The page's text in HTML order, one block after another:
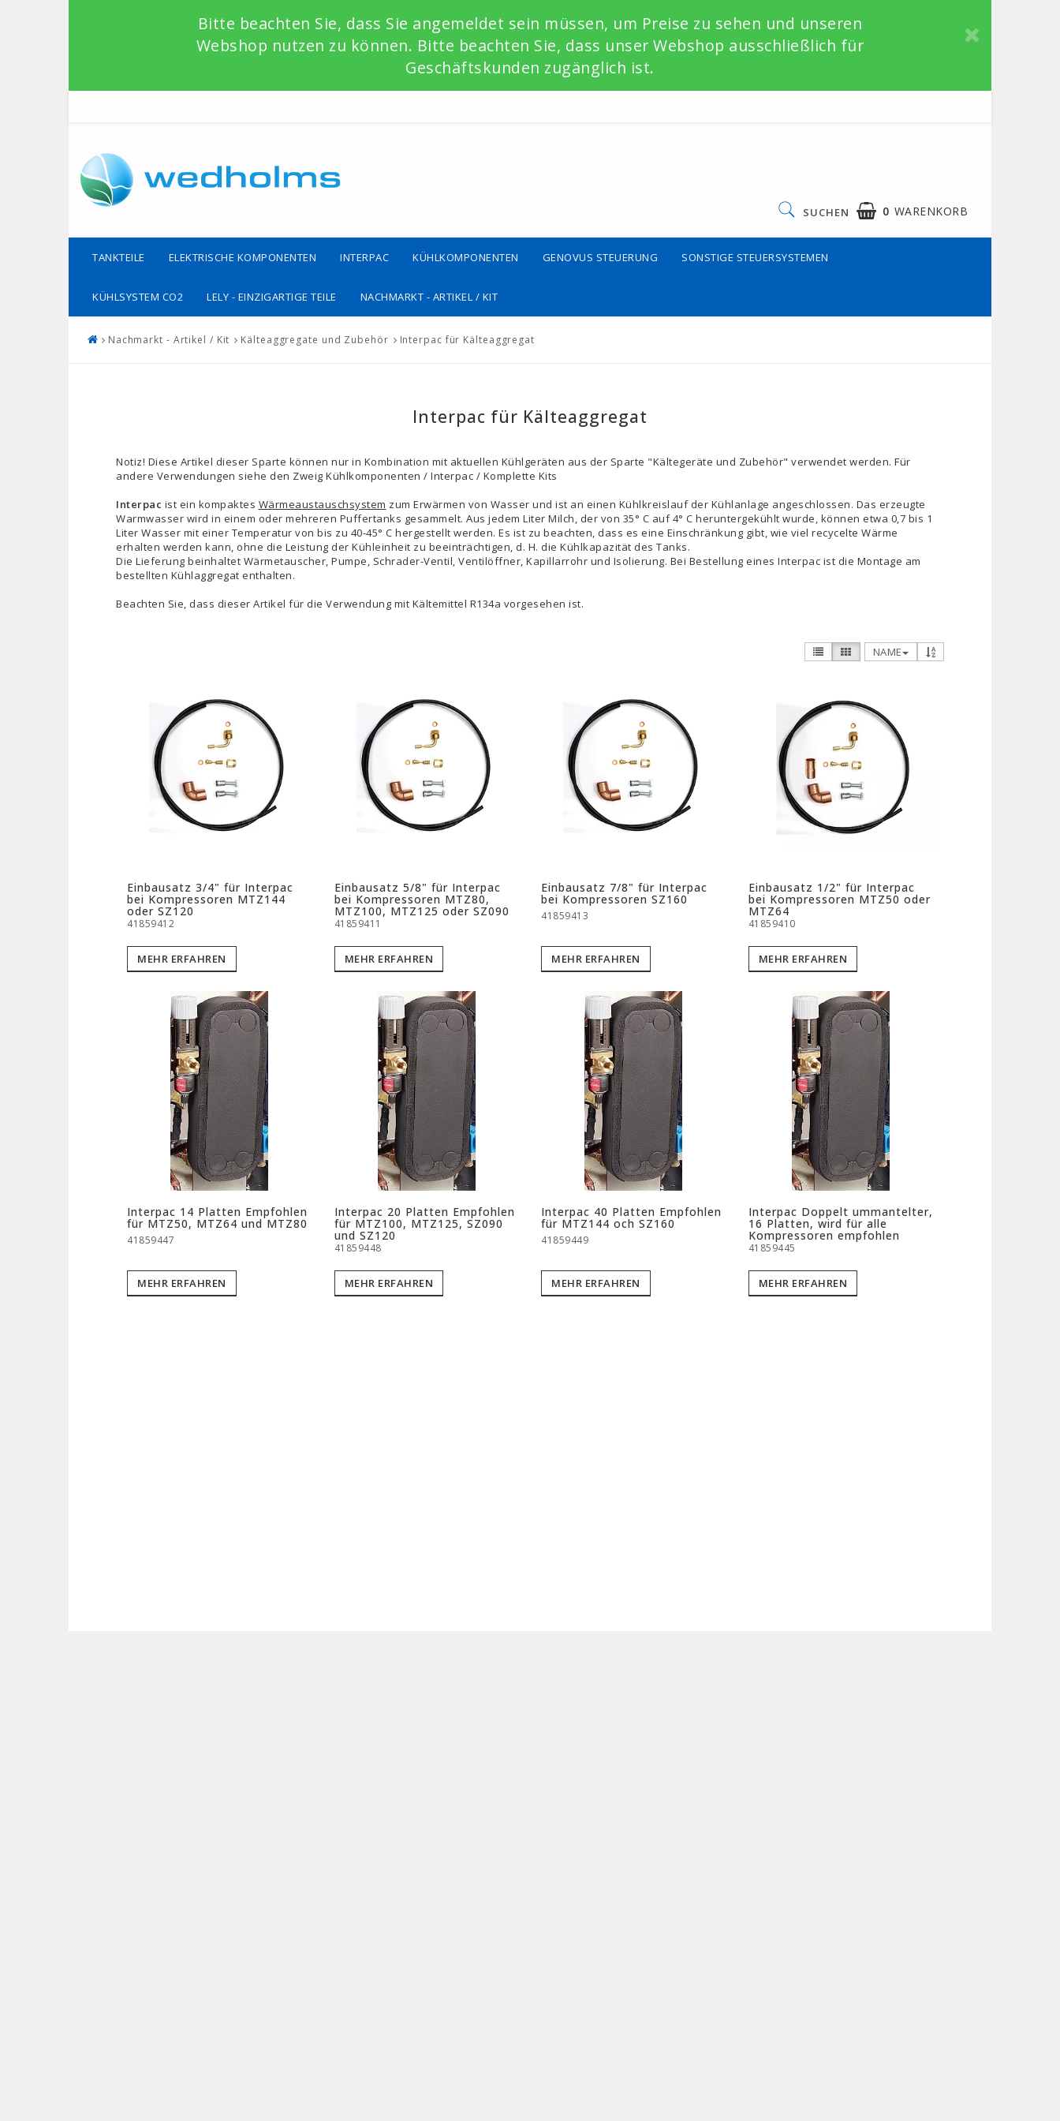
Bitte beachten Sie, dass Sie angemeldet sein müssen, um Preise zu sehen und unseren
Webshop nutzen zu können. Bitte beachten Sie, dass unser Webshop ausschließlich für
Geschäftskunden zugänglich ist.
0 WARENKORB
SUCHEN
TANKTEILE ELEKTRISCHE KOMPONENTEN INTERPAC KÜHLKOMPONENTEN GENOVUS STEUERUNG SONSTIGE STEUERSYSTEMEN
KÜHLSYSTEM CO2 LELY - EINZIGARTIGE TEILE NACHMARKT - ARTIKEL / KIT
Nachmarkt - Artikel / Kit Kälteaggregate und Zubehör Interpac für Kälteaggregat
Interpac für Kälteaggregat
Notiz! Diese Artikel dieser Sparte können nur in Kombination mit aktuellen Kühlgeräten aus der Sparte "Kältegeräte und Zubehör" verwendet werden. Für
andere Verwendungen siehe den Zweig Kühlkomponenten / Interpac / Komplette Kits
Interpac ist ein kompaktes Wärmeaustauschsystem zum Erwärmen von Wasser und ist an einen Kühlkreislauf der Kühlanlage angeschlossen. Das erzeugte
Warmwasser wird in einem oder mehreren Puffertanks gesammelt. Aus jedem Liter Milch, der von 35° C auf 4° C heruntergekühlt wurde, können etwa 0,7 bis 1
Liter Wasser mit einer Temperatur von bis zu 40-45° C hergestellt werden. Es ist zu beachten, dass es eine Einschränkung gibt, wie viel recycelte Wärme
erhalten werden kann, ohne die Leistung der Kühleinheit zu beeinträchtigen, d. H. die Kühlkapazität des Tanks.
Die Lieferung beinhaltet Wärmetauscher, Pumpe, Schrader-Ventil, Ventilöffner, Kapillarrohr und Isolierung. Bei Bestellung eines Interpac ist die Montage am
bestellten Kühlaggregat enthalten.
Beachten Sie, dass dieser Artikel für die Verwendung mit Kältemittel R134a vorgesehen ist.
NAME
Einbausatz 3/4" für Interpac
bei Kompressoren MTZ144
oder SZ120
41859412
MEHR ERFAHREN
Einbausatz 5/8" für Interpac
bei Kompressoren MTZ80,
MTZ100, MTZ125 oder SZ090
41859411
MEHR ERFAHREN
Einbausatz 7/8" für Interpac
bei Kompressoren SZ160
41859413
MEHR ERFAHREN
Einbausatz 1/2" für Interpac
bei Kompressoren MTZ50 oder
MTZ64
41859410
MEHR ERFAHREN
Interpac 14 Platten Empfohlen
für MTZ50, MTZ64 und MTZ80
41859447
MEHR ERFAHREN
Interpac 20 Platten Empfohlen
für MTZ100, MTZ125, SZ090
und SZ120
41859448
MEHR ERFAHREN
Interpac 40 Platten Empfohlen
für MTZ144 och SZ160
41859449
MEHR ERFAHREN
Interpac Doppelt ummantelter,
16 Platten, wird für alle
Kompressoren empfohlen
41859445
MEHR ERFAHREN